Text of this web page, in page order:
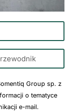
Group sp. z
o tematyce
e-mail.